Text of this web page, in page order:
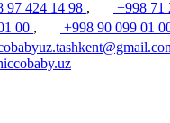
97 424 14 98 , +998 71
00 ,
+998 90 099 01